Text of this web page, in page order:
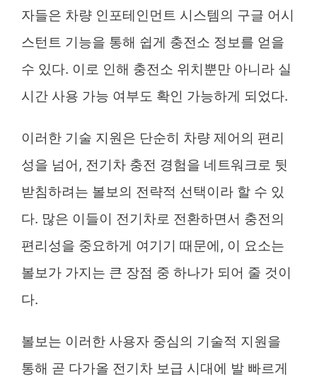
자들은 차량 인포테인먼트 시스템의 구글 어시
스턴트 기능을 통해 쉽게 충전소 정보를 얻을
수 있다. 이로 인해 충전소 위치뿐만 아니라 실
시간 사용 가능 여부도 확인 가능하게 되었다.
이러한 기술 지원은 단순히 차량 제어의 편리
성을 넘어, 전기차 충전 경험을 네트워크로 뒷
받침하려는 볼보의 전략적 선택이라 할 수 있
다. 많은 이들이 전기차로 전환하면서 충전의
편리성을 중요하게 여기기 때문에, 이 요소는
볼보가 가지는 큰 장점 중 하나가 되어 줄 것이
다.
볼보는 이러한 사용자 중심의 기술적 지원을
통해 곧 다가올 전기차 보급 시대에 발 빠르게